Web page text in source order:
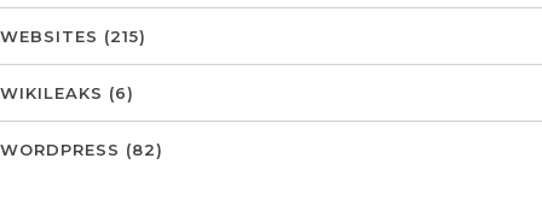
WEBSITES (215)
WIKILEAKS (6)
WORDPRESS (82)